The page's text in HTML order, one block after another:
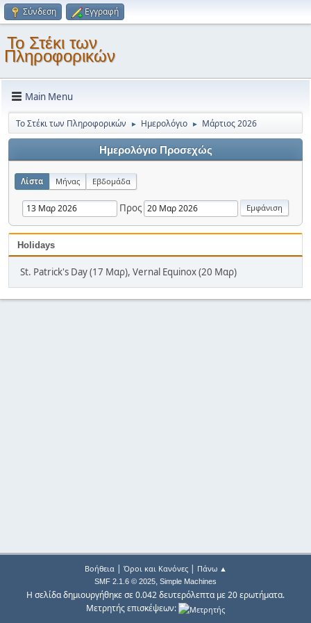
Σύνδεση Εγγραφή
Το Στέκι των
Πληροφορικών
Main Menu
Το Στέκι των Πληροφορικών ► Ημερολόγιο ► Μάρτιος 2026
Ημερολόγιο Προσεχώς
Λίστα Μήνας Εβδομάδα
Προς
Holidays
St. Patrick's Day (17 Μαρ), Vernal Equinox (20 Μαρ)
Βοήθεια| Όροι και Κανόνες| Πάνω ▲
SMF 2.1.6 © 2025, Simple Machines
Η σελίδα δημιουργήθηκε σε 0.042 δευτερόλεπτα με 20 ερωτήματα.
Μετρητής επισκέψεων: